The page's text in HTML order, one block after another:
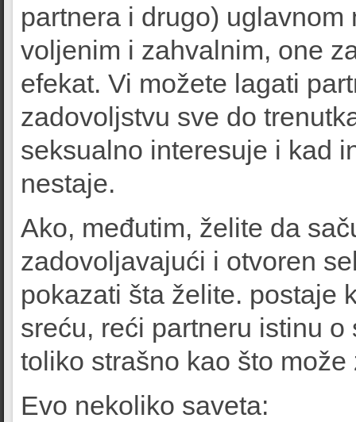
partnera i drugo)
voljenim i zahvalnim, one
efekat. Vi možete lagati
zadovoljstvu sve do
seksualno interesuje i kad
nestaje.
Ako, međutim, želite da
zadovoljavajući i otvoren
pokazati šta želite. postaje
sreću, reći partneru istinu
toliko strašno kao što može
Evo nekoliko saveta: